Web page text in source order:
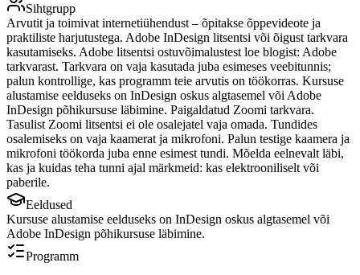
Sihtgrupp
Arvutit ja toimivat internetiühendust – õpitakse õppevideote ja
praktiliste harjutustega. Adobe InDesign litsentsi või õigust tarkvara
kasutamiseks. Adobe litsentsi ostuvõimalustest loe blogist: Adobe
tarkvarast. Tarkvara on vaja kasutada juba esimeses veebitunnis;
palun kontrollige, kas programm teie arvutis on töökorras. Kursuse
alustamise eelduseks on InDesign oskus algtasemel või Adobe
InDesign põhikursuse läbimine. Paigaldatud Zoomi tarkvara.
Tasulist Zoomi litsentsi ei ole osalejatel vaja omada. Tundides
osalemiseks on vaja kaamerat ja mikrofoni. Palun testige kaamera ja
mikrofoni töökorda juba enne esimest tundi. Mõelda eelnevalt läbi,
kas ja kuidas teha tunni ajal märkmeid: kas elektrooniliselt või
paberile.
Eeldused
Kursuse alustamise eelduseks on InDesign oskus algtasemel või
Adobe InDesign põhikursuse läbimine.
Programm